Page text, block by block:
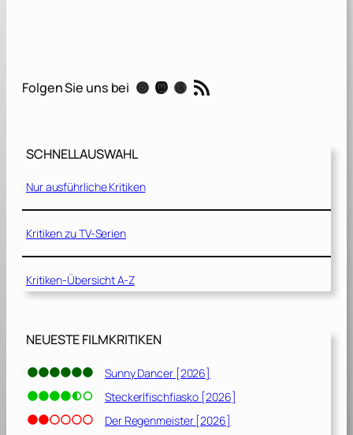
c
i
i
t
[
0
0
Folgen Sie uns bei Instagram Mastodon Threads RSS-Feed
SCHNELLAUSWAHL
Nur ausführliche Kritiken
Kritiken zu TV-Serien
Kritiken-Übersicht A-Z
NEUESTE FILMKRITIKEN
Sunny Dancer [2026]
Steckerlfischfiasko [2026]
Der Regenmeister [2026]